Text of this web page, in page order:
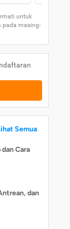
untuk
pada masing-
Semua
Cara
dan